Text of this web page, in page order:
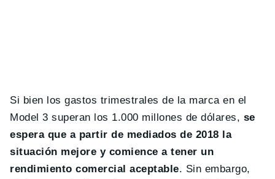
Si bien los gastos trimestrales de la marca en el
Model 3 superan los 1.000 millones de dólares, se
espera que a partir de mediados de 2018 la
situación mejore y comience a tener un
rendimiento comercial aceptable. Sin embargo,